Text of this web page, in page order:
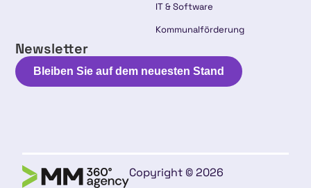
IT & Software
Kommunalförderung
Newsletter
Bleiben Sie auf dem neuesten Stand
Copyright © 2026